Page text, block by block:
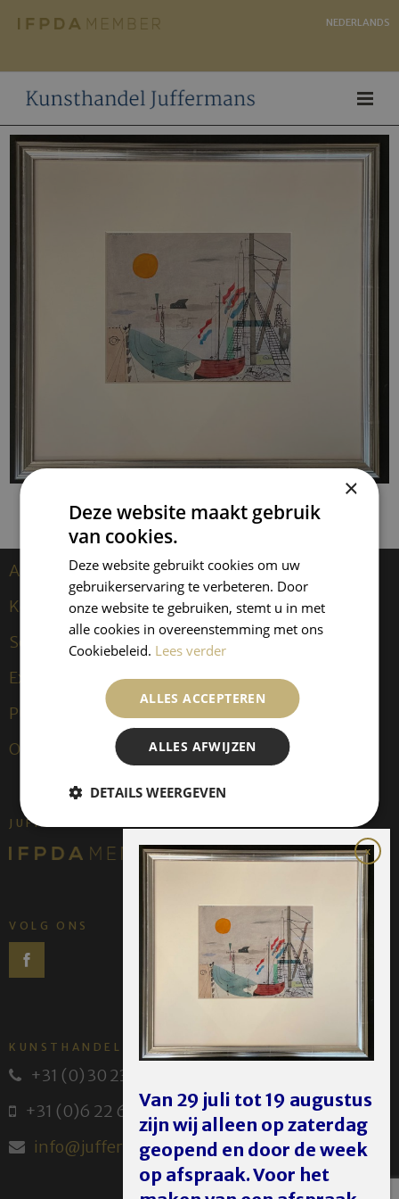
NEDERLANDS
Artiesten
Kees van Dongen
Sculpturen
Exposities
Publicaties
Over ons
JUFFERMANS FINE ART IS:
VOLG ONS
KUNSTHANDEL JUFFERMANS
+31 (0) 30 231 14 63
+31 (0)6 22 614 582
info@juffermans.nl
Van 29 juli tot 19 augustus
zijn wij alleen op zaterdag
geopend en door de week
op afspraak. Voor het
×
Deze website maakt gebruik
van cookies.
Deze website gebruikt cookies om uw
gebruikerservaring te verbeteren. Door
onze website te gebruiken, stemt u in met
alle cookies in overeenstemming met ons
Cookiebeleid. Lees verder
ALLES ACCEPTEREN
ALLES AFWIJZEN
DETAILS WEERGEVEN